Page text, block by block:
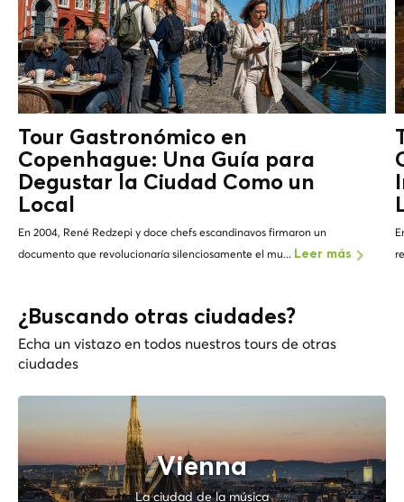
Tour Gastronómico en
Copenhague: Una Guía para
Degustar la Ciudad Como un
Local
En 2004, René Redzepi y doce chefs escandinavos firmaron un
documento que revolucionaría silenciosamente el mu... Leer más
¿Buscando otras ciudades?
Echa un vistazo en todos nuestros tours de otras
ciudades
Vienna
La ciudad de la música